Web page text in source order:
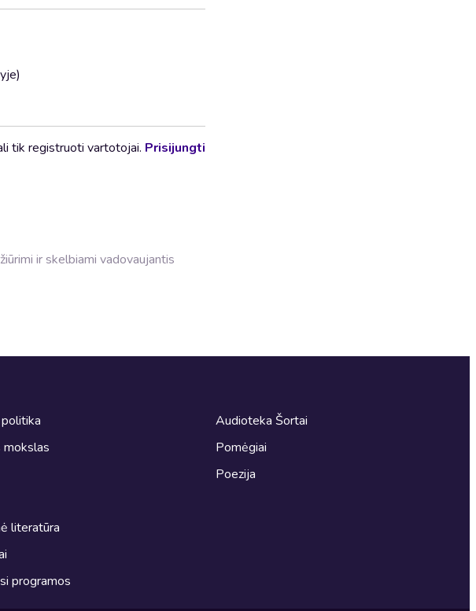
tik registruoti vartotojai. Prisijungti
ir skelbiami vadovaujantis
mokslas
literatūra
programos
Audioteka Šortai
Pomėgiai
Poezija